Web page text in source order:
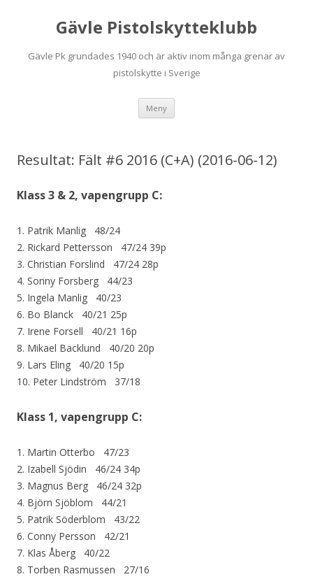
Gävle Pistolskytteklubb
Gävle Pk grundades 1940 och är aktiv inom många grenar av
pistolskytte i Sverige
Meny
Resultat: Fält #6 2016 (C+A) (2016-06-12)
Klass 3 & 2, vapengrupp C:
1. Patrik Manlig 48/24
2. Rickard Pettersson 47/24 39p
3. Christian Forslind 47/24 28p
4. Sonny Forsberg 44/23
5. Ingela Manlig 40/23
6. Bo Blanck 40/21 25p
7. Irene Forsell 40/21 16p
8. Mikael Backlund 40/20 20p
9. Lars Eling 40/20 15p
10. Peter Lindström 37/18
Klass 1, vapengrupp C:
1. Martin Otterbo 47/23
2. Izabell Sjödin 46/24 34p
3. Magnus Berg 46/24 32p
4. Björn Sjöblom 44/21
5. Patrik Söderblom 43/22
6. Conny Persson 42/21
7. Klas Åberg 40/22
8. Torben Rasmussen 27/16